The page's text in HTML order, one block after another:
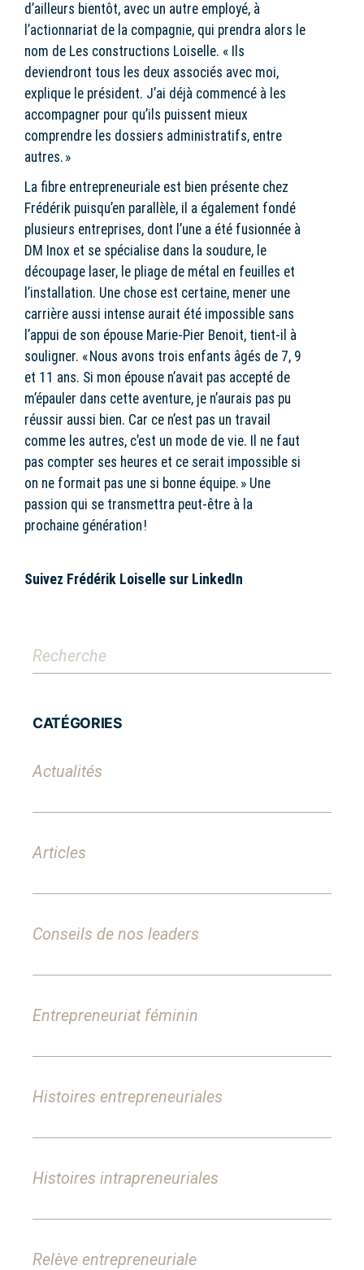
d’ailleurs bientôt, avec un autre employé, à
l’actionnariat de la compagnie, qui prendra alors le
nom de Les constructions Loiselle. « Ils
deviendront tous les deux associés avec moi,
explique le président. J’ai déjà commencé à les
accompagner pour qu’ils puissent mieux
comprendre les dossiers administratifs, entre
autres. »
La fibre entrepreneuriale est bien présente chez
Frédérik puisqu’en parallèle, il a également fondé
plusieurs entreprises, dont l’une a été fusionnée à
DM Inox et se spécialise dans la soudure, le
découpage laser, le pliage de métal en feuilles et
l’installation. Une chose est certaine, mener une
carrière aussi intense aurait été impossible sans
l’appui de son épouse Marie-Pier Benoit, tient-il à
souligner. « Nous avons trois enfants âgés de 7, 9
et 11 ans. Si mon épouse n’avait pas accepté de
m’épauler dans cette aventure, je n’aurais pas pu
réussir aussi bien. Car ce n’est pas un travail
comme les autres, c’est un mode de vie. Il ne faut
pas compter ses heures et ce serait impossible si
on ne formait pas une si bonne équipe. » Une
passion qui se transmettra peut-être à la
prochaine génération !
Suivez Frédérik Loiselle sur LinkedIn
CATÉGORIES
Actualités
Articles
Conseils de nos leaders
Entrepreneuriat féminin
Histoires entrepreneuriales
Histoires intrapreneuriales
Relève entrepreneuriale